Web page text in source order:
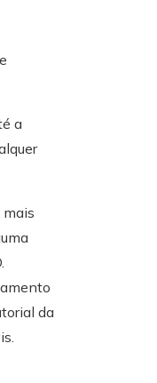
a
mais
da